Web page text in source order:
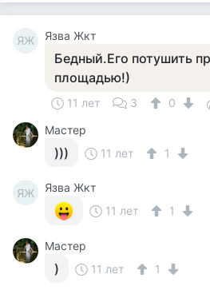
ЯЖ Язва Жкт
Бедный.Его потушить
площадью!)
11 лет 3
0
Мастер
))) 11 лет 1
ЯЖ
Язва Жкт
11 лет
1
Мастер
) 11 лет 1